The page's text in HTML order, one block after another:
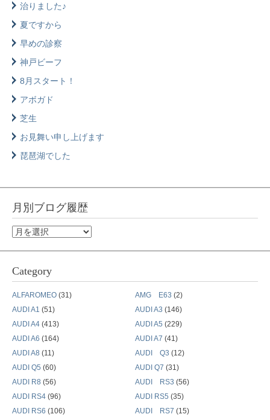
治りました♪
夏ですから
早めの診察
神戸ビーフ
8月スタート！
アボガド
芝生
お見舞い申し上げます
琵琶湖でした
月別ブログ履歴
Category
ALFAROMEO (31) AMG E63 (2)
AUDI A1 (51) AUDI A3 (146)
AUDI A4 (413) AUDI A5 (229)
AUDI A6 (164) AUDI A7 (41)
AUDI A8 (11) AUDI Q3 (12)
AUDI Q5 (60) AUDI Q7 (31)
AUDI R8 (56) AUDI RS3 (56)
AUDI RS4 (96) AUDI RS5 (35)
AUDI RS6 (106) AUDI RS7 (15)